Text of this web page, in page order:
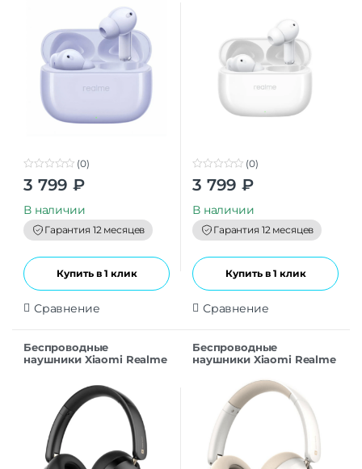
0
o
t
o
f
5
(0)
3 799 ₽
В наличии
Гарантия 12 месяцев
Купить в 1 клик
Сравнение
0
o
t
o
f
5
(0)
3 799 ₽
В наличии
Гарантия 12 месяцев
Купить в 1 клик
Сравнение
Беспроводные
наушники Xiaomi Realme
Беспроводные
наушники Xiaomi Realme